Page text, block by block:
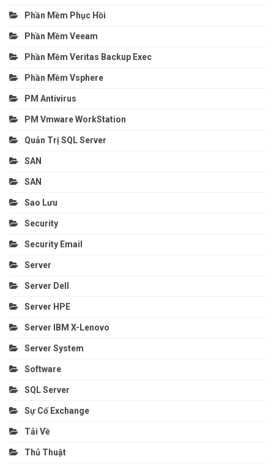
Phần Mềm Phục Hồi
Phần Mềm Veeam
Phần Mềm Veritas Backup Exec
Phần Mềm Vsphere
PM Antivirus
PM Vmware WorkStation
Quản Trị SQL Server
SAN
SAN
Sao Lưu
Security
Security Email
Server
Server Dell
Server HPE
Server IBM X-Lenovo
Server System
Software
SQL Server
Sự Cố Exchange
Tải Về
Thủ Thuật